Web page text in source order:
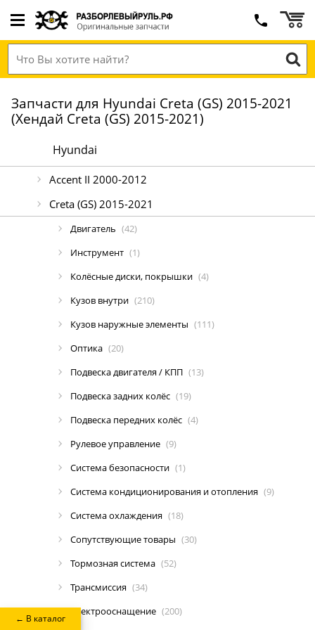
← В каталог
Запчасти для Hyundai Creta (GS) 2015-2021
(Хендай Creta (GS) 2015-2021)
Hyundai
Accent II 2000-2012
Creta (GS) 2015-2021
Двигатель (42)
Инструмент (1)
Колёсные диски, покрышки (4)
Кузов внутри (210)
Кузов наружные элементы (111)
Оптика (20)
Подвеска двигателя / КПП (13)
Подвеска задних колёс (19)
Подвеска передних колёс (4)
Рулевое управление (9)
Система безопасности (1)
Система кондиционирования и отопления (9)
Система охлаждения (18)
Сопутствующие товары (30)
Тормозная система (52)
Трансмиссия (34)
Электрооснащение (200)